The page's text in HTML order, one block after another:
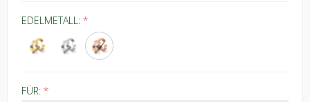
EDELMETALL: *
FÜR: *